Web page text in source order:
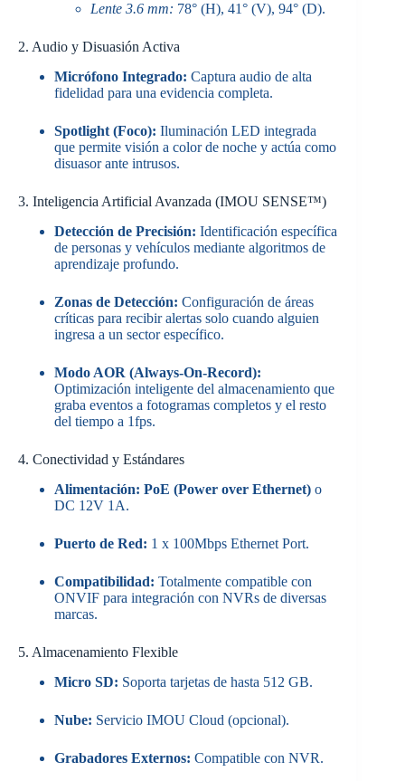
Lente 3.6 mm: 78° (H), 41° (V), 94° (D).
2. Audio y Disuasión Activa
Micrófono Integrado: Captura audio de alta
fidelidad para una evidencia completa.
Spotlight (Foco): Iluminación LED integrada
que permite visión a color de noche y actúa como
disuasor ante intrusos.
3. Inteligencia Artificial Avanzada (IMOU SENSE™)
Detección de Precisión: Identificación específica
de personas y vehículos mediante algoritmos de
aprendizaje profundo.
Zonas de Detección: Configuración de áreas
críticas para recibir alertas solo cuando alguien
ingresa a un sector específico.
Modo AOR (Always-On-Record):
Optimización inteligente del almacenamiento que
graba eventos a fotogramas completos y el resto
del tiempo a 1fps.
4. Conectividad y Estándares
Alimentación: PoE (Power over Ethernet) o
DC 12V 1A.
Puerto de Red: 1 x 100Mbps Ethernet Port.
Compatibilidad: Totalmente compatible con
ONVIF para integración con NVRs de diversas
marcas.
5. Almacenamiento Flexible
Micro SD: Soporta tarjetas de hasta 512 GB.
Nube: Servicio IMOU Cloud (opcional).
Grabadores Externos: Compatible con NVR.